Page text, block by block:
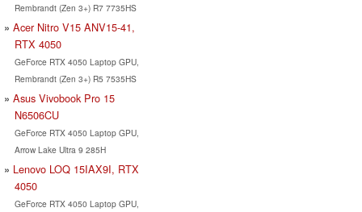
Rembrandt (Zen 3+) R7 7735HS
Acer Nitro V15 ANV15-41,
RTX 4050
GeForce RTX 4050 Laptop GPU,
Rembrandt (Zen 3+) R5 7535HS
Asus Vivobook Pro 15
N6506CU
GeForce RTX 4050 Laptop GPU,
Arrow Lake Ultra 9 285H
Lenovo LOQ 15IAX9I, RTX
4050
GeForce RTX 4050 Laptop GPU,